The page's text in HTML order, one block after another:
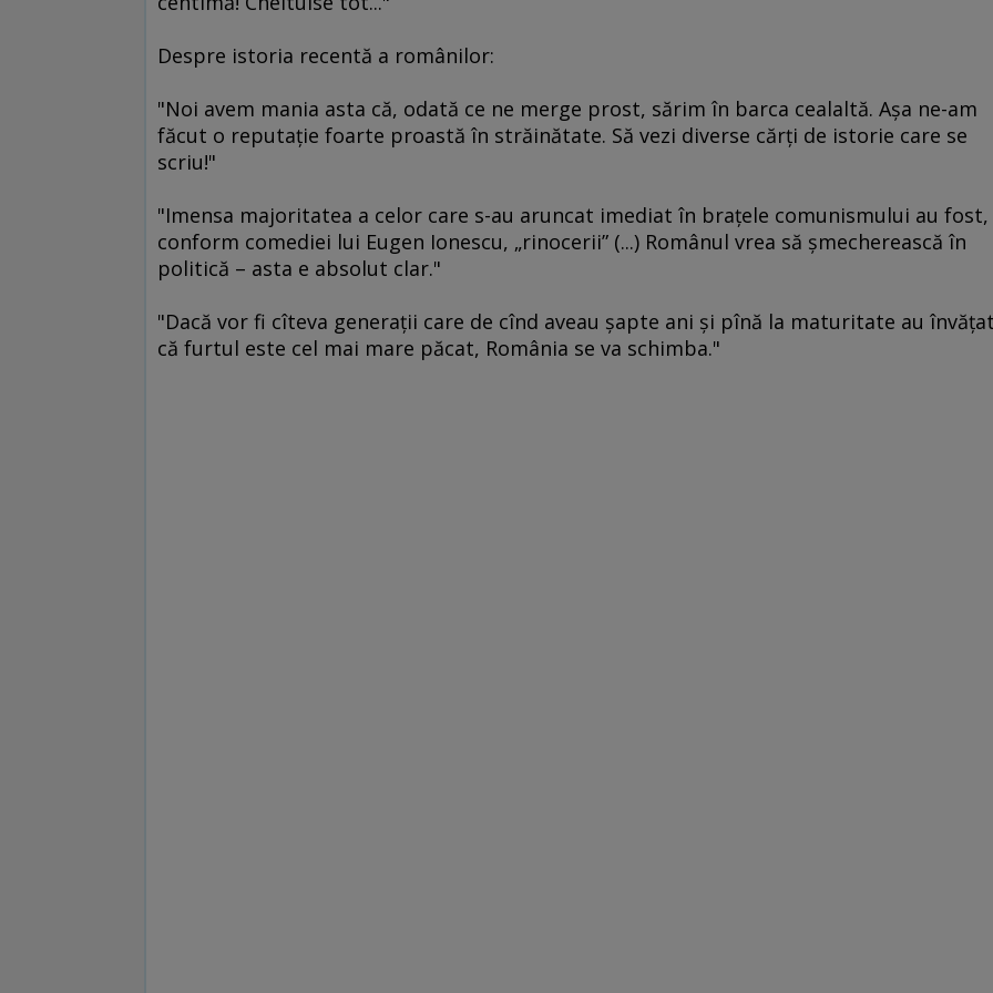
Despre istoria recentă a românilor:
"Noi avem mania asta că, odată ce ne merge prost, sărim în barca cealaltă. Aşa ne-am
făcut o reputaţie foarte proastă în străinătate. Să vezi diverse cărţi de istorie care se
scriu!"
"Imensa majoritatea a celor care s-au aruncat imediat în braţele comunismului au fost,
conform comediei lui Eugen Ionescu, „rinocerii” (...) Românul vrea să şmecherească în
politică – asta e absolut clar."
"Dacă vor fi cîteva generaţii care de cînd aveau şapte ani şi pînă la maturitate au
că furtul este cel mai mare păcat, România se va schimba."